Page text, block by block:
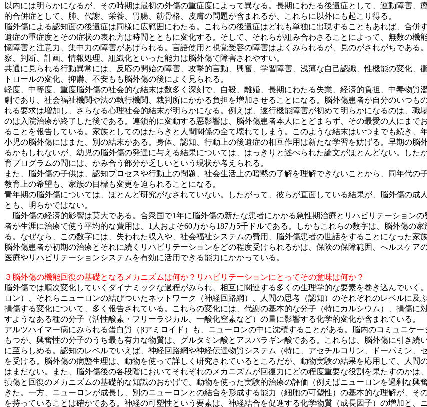
以内には明らかになるが、その時期は最初の外傷の重症度によって異なる。長期にわたる後遺症として、運動障害
的合併症として、肺、代謝、栄養、胃腸、筋骨格、皮膚の問題が含まれるが、これらに以外にも起こり得る。
脳外傷による認知面の後遺症は同様に広範囲にわたる。これらの後遺症はどれも単独に出現することもあれば、合
遺症の重症度とその症状の表れ方は時間とともに変化する。そして、それらが組み合わさることによって、無数の
憶障害と注意力、集中力の障害があげられる。言語使用と視覚受容の障害はよくみられるが、見のがされがちであ
察、判断、計画、情報処理、組織化といった能力は脳外傷で障害されやすい。
共通に見られる行動異常には、反応の開始の障害、攻撃的言動、興奮、学習障害、浅薄な自己認識、性機能の変化
トロールの変化、抑欝、不安もも脳外傷の後によく見られる。
軽度、中等度、重度脳外傷の社会的な結末は数多く深刻で、自殺、離婚、長期にわたる失業、経済的負担、中毒物
劇であり、社会福祉機関や法の執行機関、裁判所にかかる負担を増加させることになる。脳外傷患者が自分のいつ
れる要求は増加し、さらなる心理社会的結末が明らかになる。例えば、遂行機能障害が初めて明らかになるのは、
のは入院治療が終了した後である。連鎖的に変動する悪影響は、脳外傷患者本人にとどまらず、その最愛の人にま
ることを報告している。家族としてのはたらきと人間関係の全て壊れてしまう。このような結末はいつまでも続き、
小児の脳外傷にはまた、別の結末がある。身体、認知、行動上の後遺症の相互作用は新たな学習を妨げる。早期の
るかもしれないが、幼児の脳外傷の発達に与える結果については、はっきりと述べられた論文がほとんどない。し
育プログラムの間には、かみ合う部分が乏しいという現状が考えられる。
また、脳外傷の子供は、認知プロセスや行動上の問題、社会生活上の暗黙の了解を理解できないことから、同年代の
教育上の希望も、家族の目標も変更を迫られることになる。
青年期の脳外傷については、ほとんど研究がなされていない。したがって、彼らが直面している結果が、脳外傷の成
とも、明らかではない。
脳外傷の経済的影響は莫大である。合衆国で1年に脳外傷の新たな患者にかかる急性期治療とリハビリテーション
者が生涯に治療で使う平均的な費用は、1人およそ60万から187万5千ドルである。しかもこれらの数字は、脳外傷の
る。なぜなら、この数字には、失われた収入や、社会福祉システムの費用、脳外傷患者の世話をすることになった家
脳外傷患者が初期の治療とそれに続くリハビリテーションをどの程度受けられるかは、保険の保障範囲、へルスケア
医療やリハビリテーションシステムを有効に活用できる能力にかかっている。
３脳外傷の機能回復の基礎となるメカニズムは何か？リハビリテーションにとってその意味は何か？
脳外傷では順次変化していくダイナミックな過程がみられ、相互に関連する多くの生理学的な要素を巻き込んでい
ロン）、それらニューロンの結びついたネットワーク（神経回路網）、人間の思考（認知）のそれぞれのレベルに
損傷する変化について、多く報告されている。これらの変化には、代謝の基本的な分子（特にカルシウム）、損傷
すようなある種の分子（活性酸素・フリーラジカル、一酸化窒素など）の量に影響する化学的変化が含まれている。
アルツハイマー病にみられる蛋白質（βアミロイド）も、ニューロンの中に沈積することがある。脳内のコミュニケ
もつが、興奮性の分子のうち最も有力な物質は、グルタミン酸とアスパラギン酸である。これらは、脳外傷に引き
に至らしめる。認知のレベルでいえば、神経回路網や神経伝達物質システム（特に、アセチルコリン、ドーパミン
を受ける。脳外傷の病態生理は、動物を使って詳しく研究されているところだが、動物実験の結果を応用して、人
はまだない。また、脳外傷後の各段階においてそれぞれのメカニズムが回復力にどの程度重要な役割を果たすのかは
損傷と回復のメカニズムの基礎的な知識のおかげで、動物を使った実験的治療の評価（例えばニューロンを過剰な
きた。一方、ニューロンが成長し、別のニューロンとの結合を形成する能力（細胞の可塑性）の基本的な理解が、
を持っていることは確かである。神経の可塑性という要素は、神経結合を促進する化学物質（成長因子）の増加と